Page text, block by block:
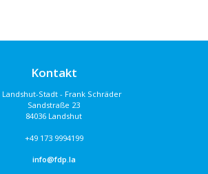
Kontakt
Landshut-Stadt - Frank Schräder
Sandstraße 23
84036 Landshut
+49 173 9994199
info@fdp.la